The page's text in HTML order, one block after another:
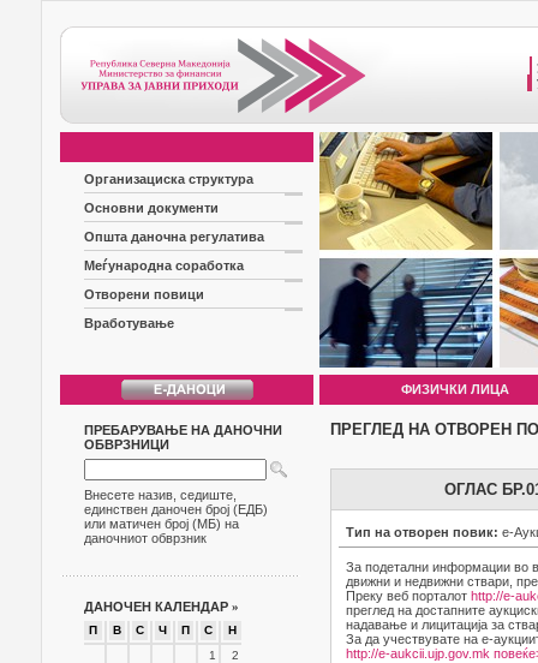
Организациска структура
Основни документи
Општа даночна регулатива
Меѓународна соработка
Отворени повици
Вработување
ФИЗИЧКИ ЛИЦА
ПРЕБАРУВАЊЕ НА ДАНОЧНИ
ОБВРЗНИЦИ
Внесете назив, седиште,
единствен даночен број (ЕДБ)
или матичен број (МБ) на
даночниот обврзник
ДАНОЧЕН КАЛЕНДАР »
П В С Ч П С
Н
1
2
ПРЕГЛЕД НА ОТВОРЕН
ОГЛАС
Тип на отворен повик: е-
За подетални информации во
движни и недвижни ствари,
Преку веб порталот http://e-
преглед на достапните
надавање и лицитација за
За да учествувате на е-
http://e-aukcii.ujp.gov.mk